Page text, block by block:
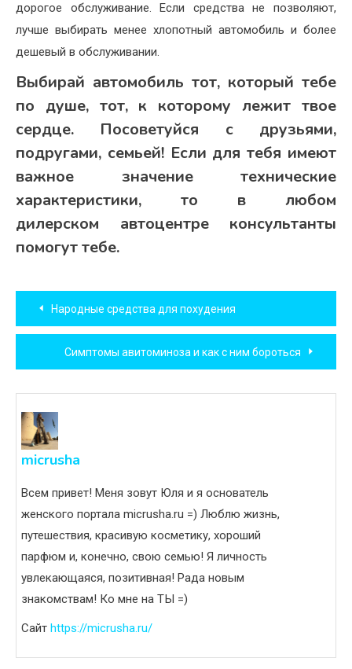
дорогое обслуживание. Если средства не позволяют,
лучше выбирать менее хлопотный автомобиль и более
дешевый в обслуживании.
Выбирай автомобиль тот, который тебе
по душе, тот, к которому лежит твое
сердце. Посоветуйся с друзьями,
подругами, семьей! Если для тебя имеют
важное значение технические
характеристики, то в любом
дилерском автоцентре консультанты
помогут тебе.
Навигация
по
записям
Народные средства для похудения
Симптомы авитоминоза и как с ним бороться
micrusha
Всем привет! Меня зовут Юля и я основатель
женского портала micrusha.ru =) Люблю жизнь,
путешествия, красивую косметику, хороший
парфюм и, конечно, свою семью! Я личность
увлекающаяся, позитивная! Рада новым
знакомствам! Ко мне на ТЫ =)
Сайт https://micrusha.ru/